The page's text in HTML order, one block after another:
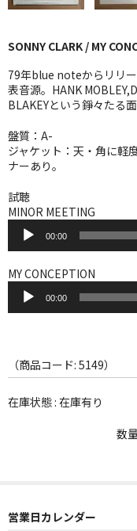
J-POP
ROCK
WORLD
7INC
レア盤（1万円以上）
商品の発送
SONNY CLARK / MY
79年blue noteからリリ
表音源。HANK
BLAKEYという錚々たる面
盤質：A-
ジャケット：天・角に軽
ナーあり。
試聴
MINOR MEETING
プ
レ
ー
ー
00:00
MY CONCEPTION
プ
ヤ
ー
00:00
（商品コード: 5149）
在庫状態 : 在庫有り
数
営業日カレンダー